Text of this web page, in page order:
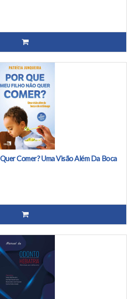
Comer? Uma Visão Além Da Boca